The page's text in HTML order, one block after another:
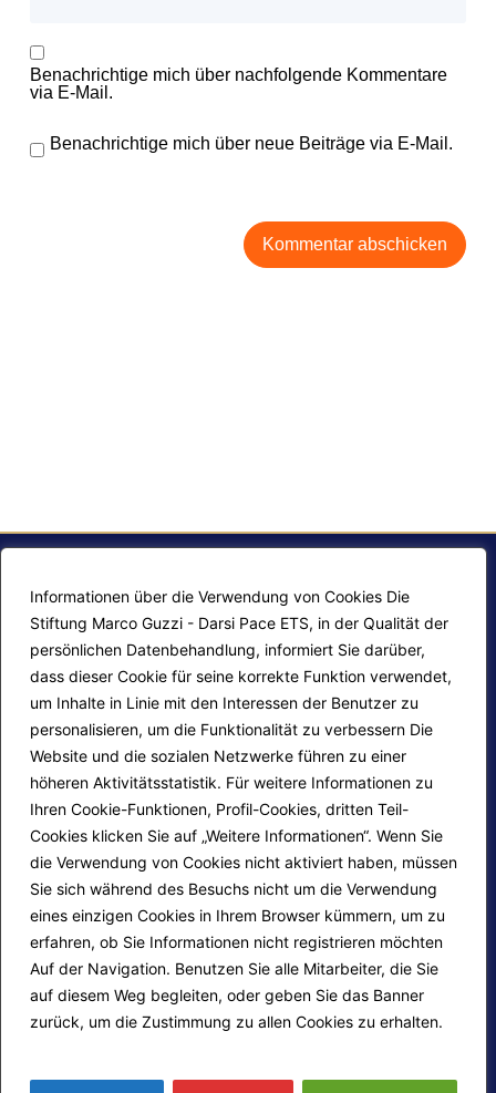
Informationen über die Verwendung von Cookies Die
Stiftung Marco Guzzi - Darsi Pace ETS, in der Qualität der
persönlichen Datenbehandlung, informiert Sie darüber,
dass dieser Cookie für seine korrekte Funktion verwendet,
um Inhalte in Linie mit den Interessen der Benutzer zu
personalisieren, um die Funktionalität zu verbessern Die
Website und die sozialen Netzwerke führen zu einer
höheren Aktivitätsstatistik. Für weitere Informationen zu
Ihren Cookie-Funktionen, Profil-Cookies, dritten Teil-
Cookies klicken Sie auf „Weitere Informationen“. Wenn Sie
die Verwendung von Cookies nicht aktiviert haben, müssen
Sie sich während des Besuchs nicht um die Verwendung
eines einzigen Cookies in Ihrem Browser kümmern, um zu
erfahren, ob Sie Informationen nicht registrieren möchten
Auf der Navigation. Benutzen Sie alle Mitarbeiter, die Sie
auf diesem Weg begleiten, oder geben Sie das Banner
zurück, um die Zustimmung zu allen Cookies zu erhalten.
Benachrichtige mich über nachfolgende Kommentare
via E-Mail.
Benachrichtige mich über neue Beiträge via E-Mail.
F.A.Q.
Mappa del sito
Progetti Darsi Pace
Login redattori
Calendario corsi
Privacy Policy
Cookie Policy
Seguici su: